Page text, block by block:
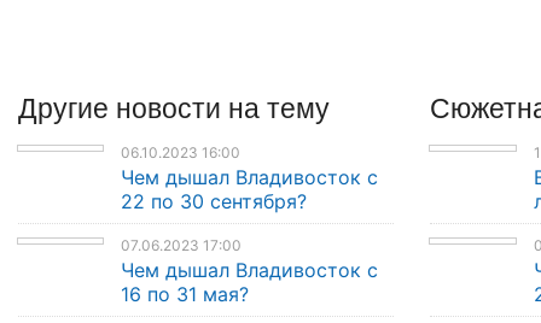
Другие новости на тему
06.10.2023 16:00
Чем дышал Владивосток с
22 по 30 сентября?
07.06.2023 17:00
Чем дышал Владивосток с
16 по 31 мая?